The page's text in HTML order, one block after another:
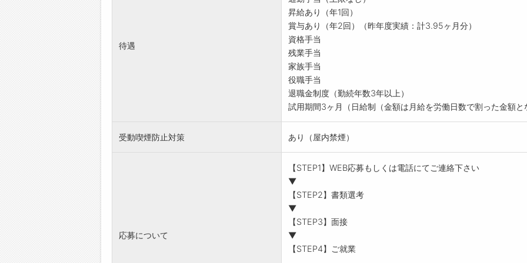
待遇
昇給あり（年1回）
賞与あり（年2回）（昨年度実績：計3.95ヶ月分）
資格手当
残業手当
家族手当
役職手当
退職金制度（勤続年数3年以上）
試用期間3ヶ月（日給制（金額は月給を労働日数で割った金額と
受動喫煙防止対策 あり（屋内禁煙）
応募について
【STEP1】WEB応募もしくは電話にてご連絡下さい
▼
【STEP2】書類選考
▼
【STEP3】面接
▼
【STEP4】ご就業